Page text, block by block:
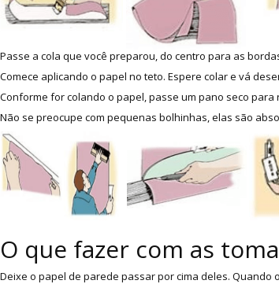
Passe a cola que você preparou, do centro para as
Comece aplicando o papel no teto. Espere colar e vá
Conforme for colando o papel, passe um pano seco
Não se preocupe com pequenas bolhinhas, elas são
O que fazer com as
Deixe o papel de parede passar por cima deles.